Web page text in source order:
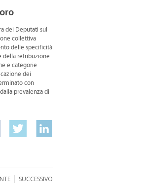
dei Deputati sul
collettiva
delle specificità
della retribuzione
e categorie
dei
con
prevalenza di
| SUCCESSIVO